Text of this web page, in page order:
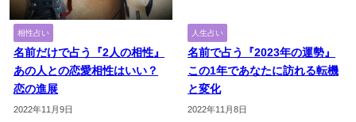
相性占い
名前だけで占う『2人の相性』
あの人との恋愛相性はいい？
恋の進展
2022年11月9日
人生占い
名前で占う『2023年の運勢』
この1年であなたに訪れる転機
と変化
2022年11月8日